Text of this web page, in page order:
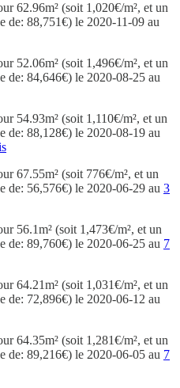
62.96m² (soit 1,020€/m², et un
de: 88,751€) le 2020-11-09 au
52.06m² (soit 1,496€/m², et un
de: 84,646€) le 2020-08-25 au
54.93m² (soit 1,110€/m², et un
de: 88,128€) le 2020-08-19 au
67.55m² (soit 776€/m², et un
de: 56,576€) le 2020-06-29 au 3
56.1m² (soit 1,473€/m², et un
de: 89,760€) le 2020-06-25 au 7
64.21m² (soit 1,031€/m², et un
de: 72,896€) le 2020-06-12 au
64.35m² (soit 1,281€/m², et un
de: 89,216€) le 2020-06-05 au 7